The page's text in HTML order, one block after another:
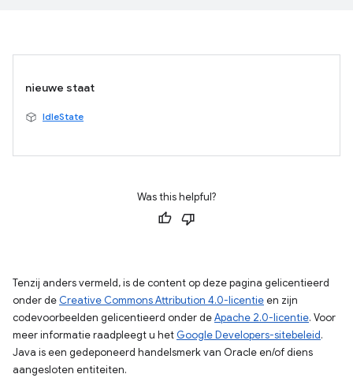
nieuwe staat
IdleState
Was this helpful?
Tenzij anders vermeld, is de content op deze pagina gelicentieerd
onder de Creative Commons Attribution 4.0-licentieen zijn
codevoorbeelden gelicentieerd onder deApache 2.0-licentie. Voor
meer informatie raadpleegt u het Google Developers-sitebeleid.
Java is een gedeponeerd handelsmerk van Oracle en/of diens
aangesloten entiteiten.